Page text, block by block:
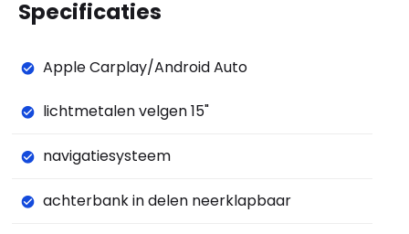
Specificaties
Apple Carplay/Android Auto
lichtmetalen velgen 15"
navigatiesysteem
achterbank in delen neerklapbaar